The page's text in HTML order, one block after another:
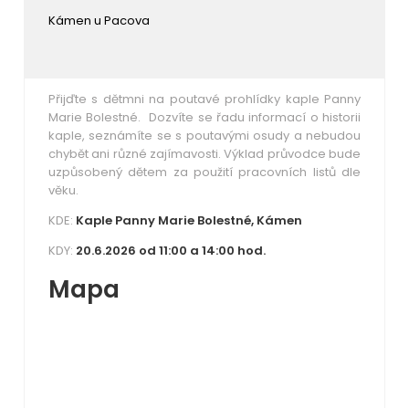
Kámen u Pacova
Přijďte s dětmni na poutavé prohlídky kaple Panny
Marie Bolestné. Dozvíte se řadu informací o historii
kaple, seznámíte se s poutavými osudy a nebudou
chybět ani různé zajímavosti. Výklad průvodce bude
uzpůsobený dětem za použití pracovních listů dle
věku.
KDE: Kaple Panny Marie Bolestné, Kámen
KDY: 20.6.2026 od 11:00 a 14:00 hod.
Mapa